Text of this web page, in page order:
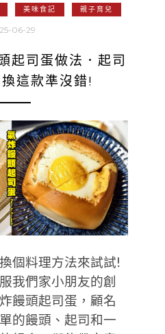
美味食記 親子育兒
06-29
起司蛋做法．起司
這款準沒錯!
個料理方法來試試!
我們家小朋友的創
饅頭起司蛋，顧名
的饅頭、起司和一